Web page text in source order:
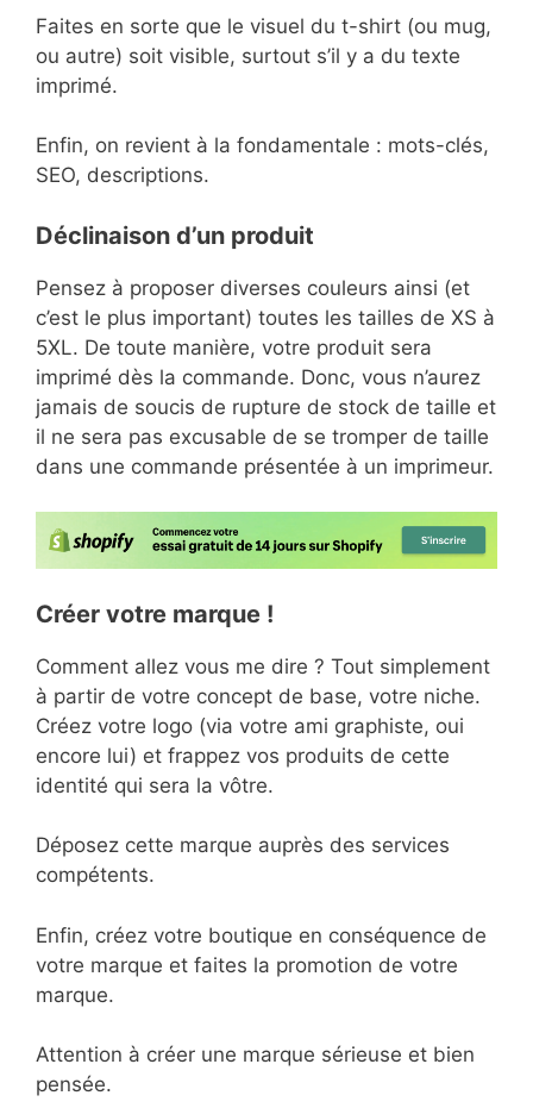
Faites en sorte que le visuel du t-shirt (ou mug,
ou autre) soit visible, surtout s’il y a du texte
imprimé.
Enfin, on revient à la fondamentale : mots-clés,
SEO, descriptions.
Déclinaison d’un produit
Pensez à proposer diverses couleurs ainsi (et
c’est le plus important) toutes les tailles de XS à
5XL. De toute manière, votre produit sera
imprimé dès la commande. Donc, vous n’aurez
jamais de soucis de rupture de stock de taille et
il ne sera pas excusable de se tromper de taille
dans une commande présentée à un imprimeur.
Créer votre marque !
Comment allez vous me dire ? Tout simplement
à partir de votre concept de base, votre niche.
Créez votre logo (via votre ami graphiste, oui
encore lui) et frappez vos produits de cette
identité qui sera la vôtre.
Déposez cette marque auprès des services
compétents.
Enfin, créez votre boutique en conséquence de
votre marque et faites la promotion de votre
marque.
Attention à créer une marque sérieuse et bien
pensée.